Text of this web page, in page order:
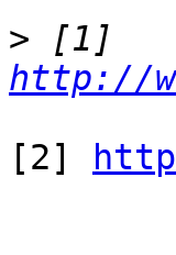
>
http://
[2]